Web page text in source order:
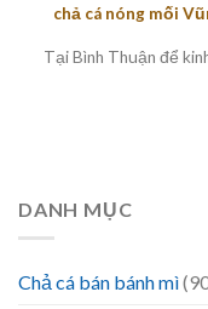
chả cá nóng mối
Tại Bình Thuận để
DANH MỤC
Chả cá bán bánh mì